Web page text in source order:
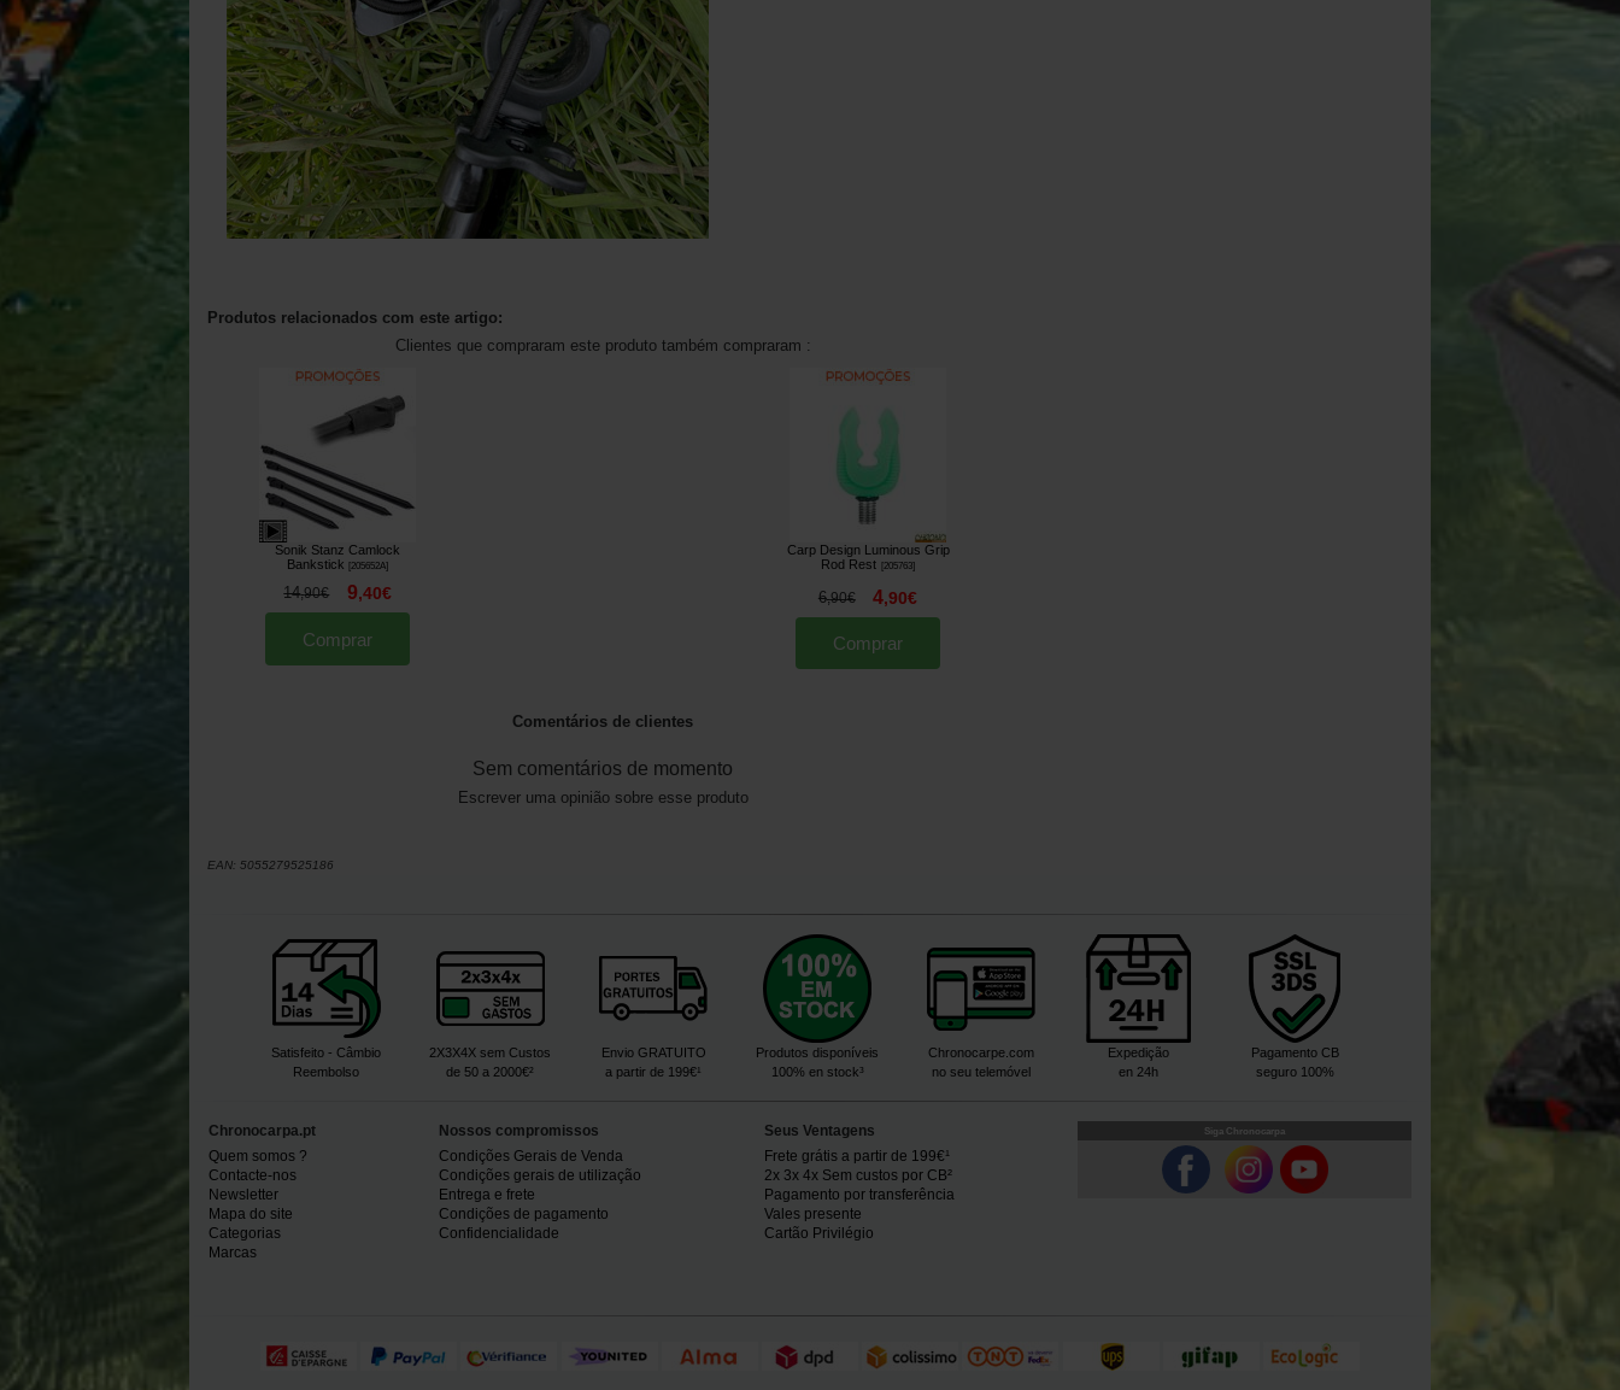
Produtos relacionados com este artigo:
Clientes que compraram este produto também compraram :
Sonik Stanz Camlock
Bankstick
[205652A]
14,90€ 9,40€
Comprar
Carp Design Luminous Grip
Rod Rest
205763]
6,90€ 4,90€
Comprar
Comentários de clientes
Sem comentários de momento
Escrever uma opinião sobre esse produto
EAN: 5055279525186
Satisfeito - Câmbio
Reembolso
2X3X4X sem Custos
de 50 a 2000€²
Envio GRATUITO
a partir de 199€¹
Produtos disponíveis
100% en stock³
Chronocarpe.com
no seu telemóvel
Expedição
en 24h
Pagamento CB
seguro 100%
Chronocarpa.pt
Quem somos ?
Contacte-nos
Newsletter
Mapa do site
Categorias
Marcas
Nossos compromissos
Condições Gerais de Venda
Condições gerais de utilização
Entrega e frete
Condições de pagamento
Confidencialidade
Seus Ventagens
Frete grátis a partir de 199€¹
2x 3x 4x Sem custos por CB²
Pagamento por transferência
Vales presente
Cartão Privilégio
Siga Chronocarpa